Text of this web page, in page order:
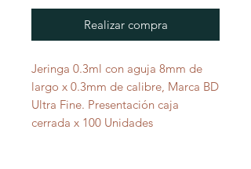
Realizar compra
Jeringa 0.3ml con aguja 8mm de
largo x 0.3mm de calibre, Marca BD
Ultra Fine. Presentación caja
cerrada x 100 Unidades